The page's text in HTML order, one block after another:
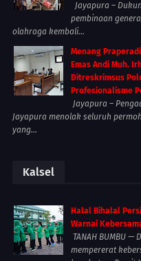
Jayapura –
pembinaan
olahraga kembali...
Menang
Emas Andi Muh.
Ditreskrimsus
Profesionalisme
Jayapura –
Jayapura menolak seluruh
yang...
Kalsel
Halal Bihalal
Warnai
TANAH BUMBU —
mempererat